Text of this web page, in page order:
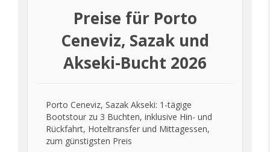
Preise für Porto
Ceneviz, Sazak und
Akseki-Bucht 2026
Porto Ceneviz, Sazak Akseki: 1-tägige
Bootstour zu 3 Buchten, inklusive Hin- und
Rückfahrt, Hoteltransfer und Mittagessen,
zum günstigsten Preis